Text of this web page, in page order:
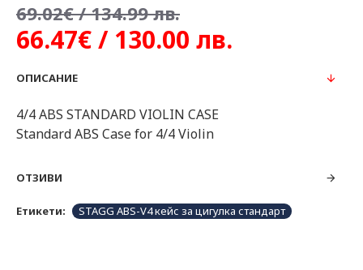
66.47€ / 130.00 лв.
69.02€ / 134.99 лв.
ОПИСАНИЕ
4/4 ABS STANDARD VIOLIN CASE
Standard ABS Case for 4/4 Violin
ОТЗИВИ
Етикети: STAGG ABS-V4 кейс за цигулка стандарт